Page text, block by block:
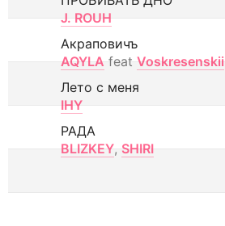
J. ROUH
Акраповичъ
AQYLA feat Voskresenskii
Лето с меня
IHY
РАДА
BLIZKEY, SHIRI